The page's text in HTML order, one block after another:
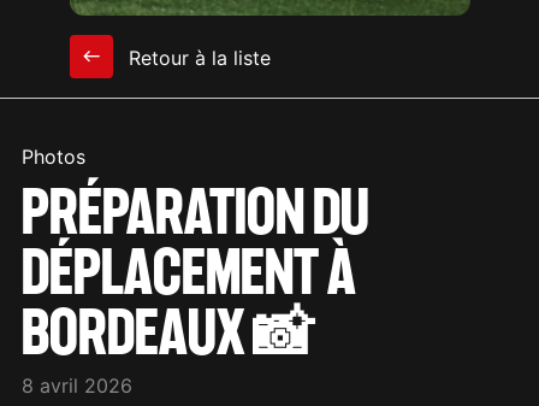
Retour à la liste
Photos
PRÉPARATION DU
DÉPLACEMENT À
BORDEAUX 📸
8 avril 2026